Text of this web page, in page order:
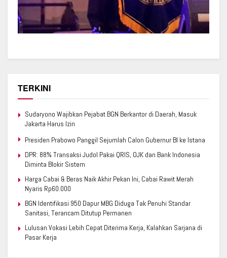
TERKINI
Sudaryono Wajibkan Pejabat BGN Berkantor di Daerah, Masuk
Jakarta Harus Izin
Presiden Prabowo Panggil Sejumlah Calon Gubernur BI ke Istana
DPR: 88% Transaksi Judol Pakai QRIS, OJK dan Bank Indonesia
Diminta Blokir Sistem
Harga Cabai & Beras Naik Akhir Pekan Ini, Cabai Rawit Merah
Nyaris Rp60.000
BGN Identifikasi 950 Dapur MBG Diduga Tak Penuhi Standar
Sanitasi, Terancam Ditutup Permanen
Lulusan Vokasi Lebih Cepat Diterima Kerja, Kalahkan Sarjana di
Pasar Kerja